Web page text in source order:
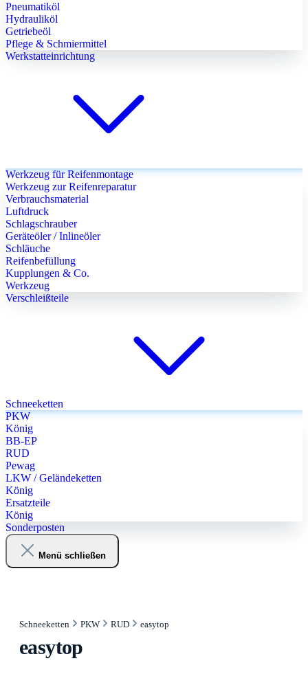
Pneumatiköl
Hydrauliköl
Getriebeöl
Pflege & Schmiermittel
Werkstatteinrichtung
Werkzeug für Reifenmontage
Werkzeug zur Reifenreparatur
Verbrauchsmaterial
Luftdruck
Schlagschrauber
Geräteöler / Inlineöler
Schläuche
Reifenbefüllung
Kupplungen & Co.
Werkzeug
Verschleißteile
Schneeketten
PKW
König
BB-EP
RUD
Pewag
LKW / Geländeketten
König
Ersatzteile
König
Sonderposten
Menü schließen
Schneeketten PKW RUD easytop
easytop